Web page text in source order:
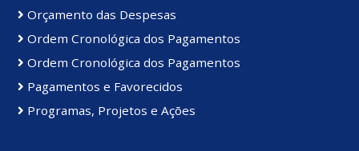
Orçamento das Despesas
Ordem Cronológica dos Pagamentos
Ordem Cronológica dos Pagamentos
Pagamentos e Favorecidos
Programas, Projetos e Ações